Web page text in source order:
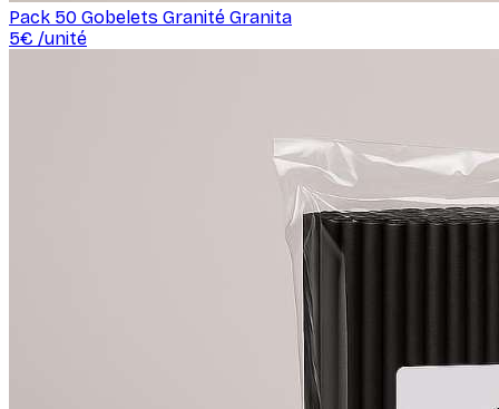
Pack 50 Gobelets Granité Granita
5€ /unité